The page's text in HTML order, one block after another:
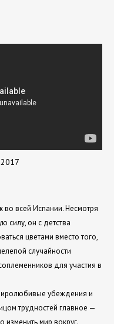
всей Испании. Несмотря
силу, он с детства
цветами вместо того,
случайности
для участия в
убеждения и
трудностей главное —
изменить мир вокруг.